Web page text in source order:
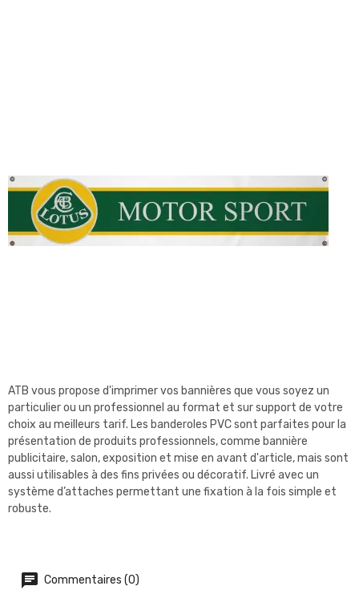
ATB vous propose d'imprimer vos bannières que vous soyez un
particulier ou un professionnel au format et sur support de votre
choix au meilleurs tarif. Les banderoles PVC sont parfaites pour la
présentation de produits professionnels, comme bannière
publicitaire, salon, exposition et mise en avant d'article, mais sont
aussi utilisables à des fins privées ou décoratif. Livré avec un
système d’attaches permettant une fixation à la fois simple et
robuste.
Commentaires (0)